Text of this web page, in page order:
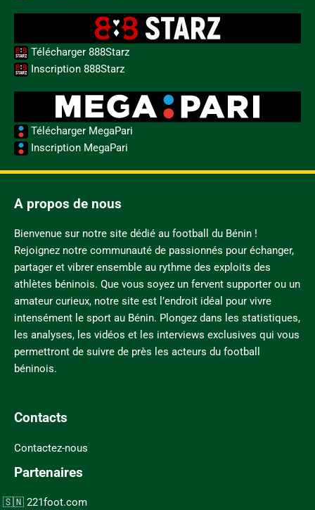
Télécharger 888Starz
Inscription 888Starz
Télécharger MegaPari
Inscription MegaPari
A propos de nous
Bienvenue sur notre site dédié au football du Bénin !
Rejoignez notre communauté de passionnés pour échanger,
partager et vibrer ensemble au rythme des exploits des
athlètes béninois. Que vous soyez un fervent supporter ou un
amateur curieux, notre site est l’endroit idéal pour vivre
intensément le sport au Bénin. Plongez dans les statistiques,
les analyses, les vidéos et les interviews exclusives qui vous
permettront de suivre de près les acteurs du football
béninois.
Contacts
Contactez-nous
Partenaires
221foot.com